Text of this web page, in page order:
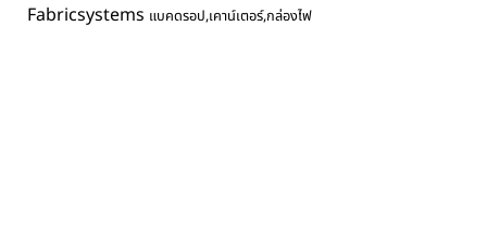
Fabricsystems แบคดรอป,เคาน์เตอร์,กล่องไฟ